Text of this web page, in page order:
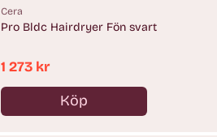
Cera
Pro Bldc Hairdryer Fön svart
1 273 kr
Köp
Antal